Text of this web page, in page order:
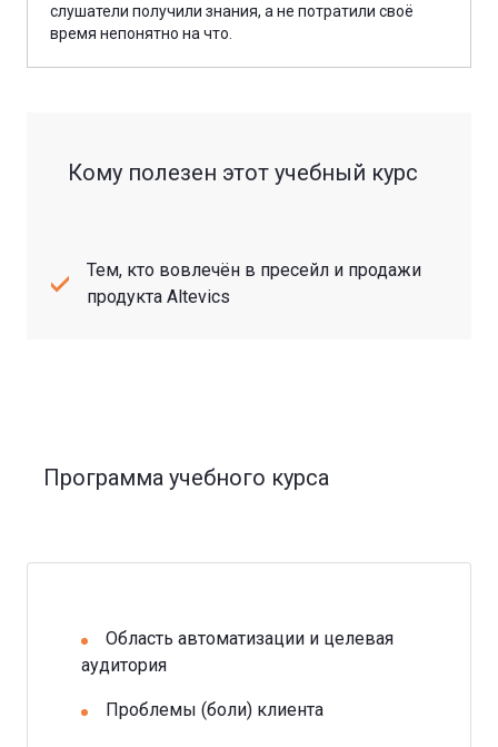
слушатели получили знания, а не потратили своё
время непонятно на что.
Кому полезен этот учебный курс
Тем, кто вовлечён в пресейл и продажи
продукта Altevics
Программа учебного курса
Область автоматизации и целевая
аудитория
Проблемы (боли) клиента